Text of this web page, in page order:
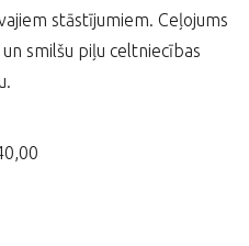
stāstījumiem. Ceļojums
smilšu piļu celtniecības